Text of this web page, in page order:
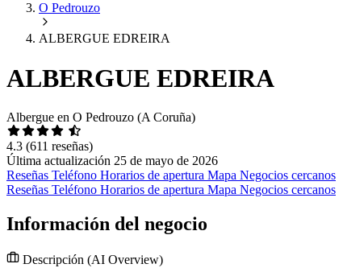
O Pedrouzo
ALBERGUE EDREIRA
ALBERGUE EDREIRA
Albergue en O Pedrouzo (A Coruña)
4.3 (611 reseñas)
Última actualización 25 de mayo de 2026
Reseñas Teléfono Horarios de apertura Mapa Negocios cercanos
Reseñas Teléfono Horarios de apertura Mapa Negocios cercanos
Información del negocio
Descripción (AI Overview)